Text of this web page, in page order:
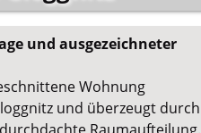
und ausgezeichneter
Wohnung
und überzeugt durch
Raumaufteilung.